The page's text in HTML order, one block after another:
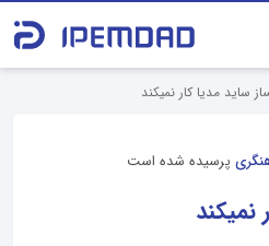
ساید مدیا کار نمیکند
پرسیده شده است
نمیکند